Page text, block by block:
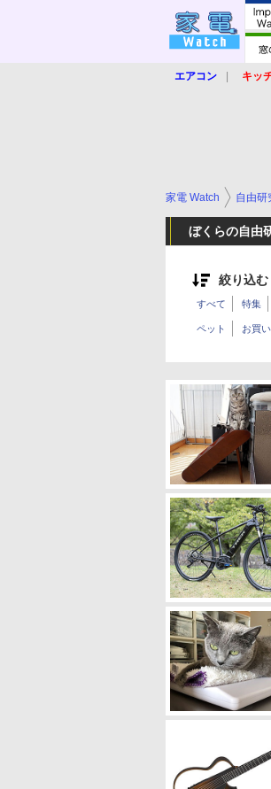
エアコン キッ
家電 Watch 自由研
ぼくらの自由
絞り込む
すべて 特集
ペット お買